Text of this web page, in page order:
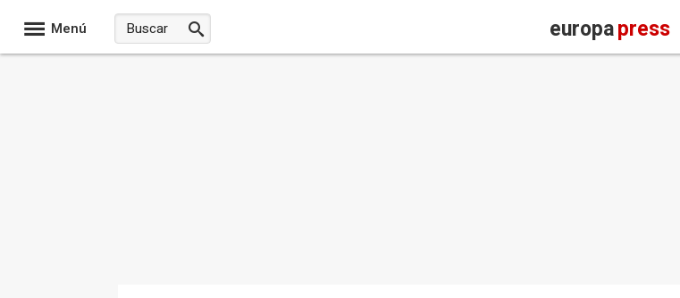
Menú europapress